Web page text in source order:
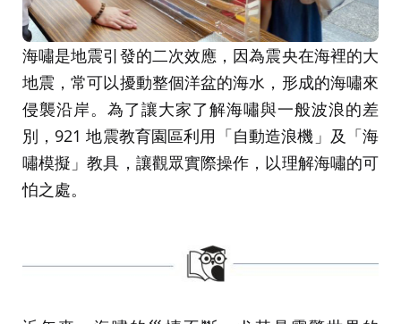
海嘯是地震引發的二次效應，因為震央在海裡的大
地震，常可以擾動整個洋盆的海水，形成的海嘯來
侵襲沿岸。為了讓大家了解海嘯與一般波浪的差
別，921 地震教育園區利用「自動造浪機」及「海
嘯模擬」教具，讓觀眾實際操作，以理解海嘯的可
怕之處。